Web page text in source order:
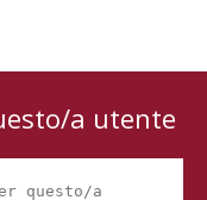
a utente